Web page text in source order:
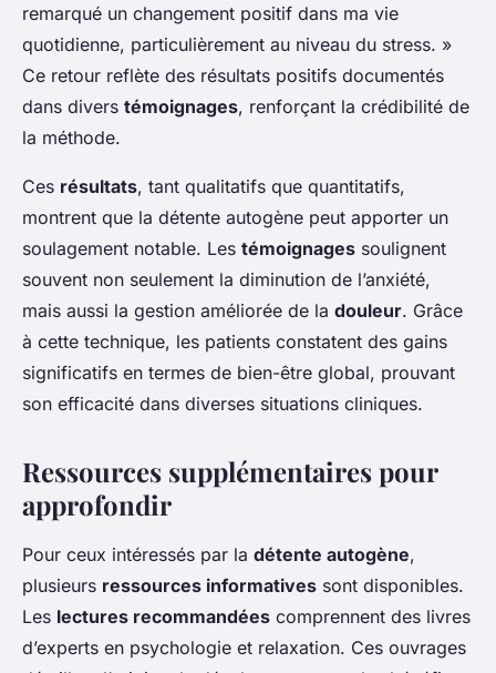
remarqué un changement positif dans ma vie
quotidienne, particulièrement au niveau du stress. »
Ce retour reflète des résultats positifs documentés
dans divers témoignages, renforçant la crédibilité de
la méthode.
Ces résultats, tant qualitatifs que quantitatifs,
montrent que la détente autogène peut apporter un
soulagement notable. Les témoignages soulignent
souvent non seulement la diminution de l’anxiété,
mais aussi la gestion améliorée de la douleur. Grâce
à cette technique, les patients constatent des gains
significatifs en termes de bien-être global, prouvant
son efficacité dans diverses situations cliniques.
Ressources supplémentaires pour
approfondir
Pour ceux intéressés par la détente autogène,
plusieurs ressources informatives sont disponibles.
Les lectures recommandées comprennent des livres
d’experts en psychologie et relaxation. Ces ouvrages